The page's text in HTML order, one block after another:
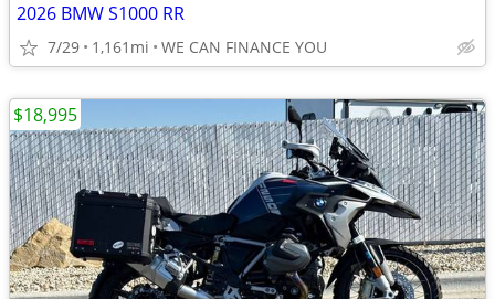
2026 BMW S1000 RR
7/29 1,161mi WE CAN FINANCE YOU
$18,995